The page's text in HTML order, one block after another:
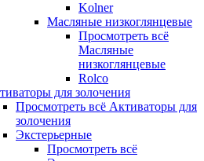
Kolner
Масляные низкоглянцевые
Просмотреть всё
Масляные
низкоглянцевые
Rolco
для золочения
Просмотреть всё Активаторы для
золочения
Экстерьерные
Просмотреть всё